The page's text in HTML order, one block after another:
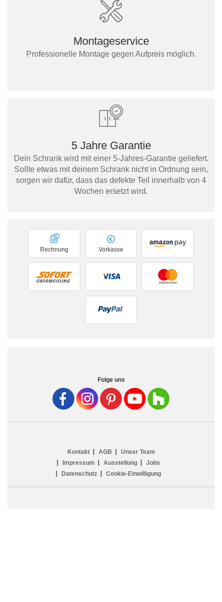
Montageservice
Professionelle Montage gegen Aufpreis möglich.
5 Jahre Garantie
Dein Schrank wird mit einer 5-Jahres-Garantie geliefert.
Sollte etwas mit deinem Schrank nicht in Ordnung sein,
sorgen wir dafür, dass das defekte Teil innerhalb von 4
Wochen ersetzt wird.
Vorkasse
Rechnung
Folge uns
Kontakt AGB
Unser Team
Impressum
Ausstellung
Jobs
Datenschutz
Cookie-Einwilligung